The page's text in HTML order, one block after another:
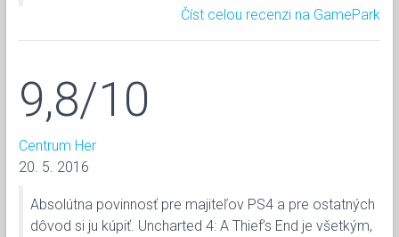
Číst celou recenzi na GamePark
9,8/10
Centrum Her
20. 5. 2016
Absolútna povinnosť pre majiteľov PS4 a pre ostatných
dôvod si ju kúpiť. Uncharted 4: A Thief’s End je všetkým,